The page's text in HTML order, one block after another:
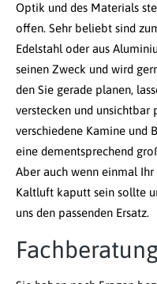
Optik und des Materials
offen. Sehr beliebt sind
Edelstahl oder aus
seinen Zweck und wird
den Sie gerade planen,
verstecken und unsichtbar
verschiedene Kamine und
eine dementsprechend
Aber auch wenn einmal
Kaltluft kaputt sein sollte
uns den passenden Ersatz.